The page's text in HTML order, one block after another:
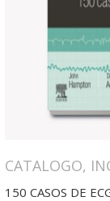
CATALOGO,
150 CASOS DE